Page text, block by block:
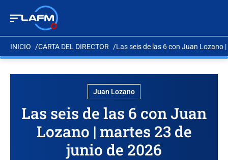
INICIO CARTA DEL DIRECTOR Las seis de las 6 con Juan Lozano
Juan Lozano
Las seis de las 6 con Juan
Lozano | martes 23 de
junio de 2026